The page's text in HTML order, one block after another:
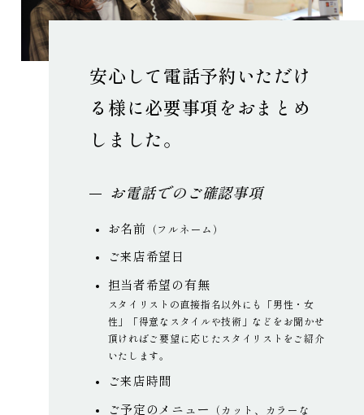
安心して電話予約いただけ
る様に必要事項をおまとめ
しました。
お電話でのご確認事項
お名前 （フルネーム）
ご来店希望日
担当者希望の有無
スタイリストの直接指名以外にも「男性・女
性」「得意なスタイルや技術」などをお聞かせ
頂ければご要望に応じたスタイリストをご紹介
いたします。
ご来店時間
ご予定のメニュー （カット、カラーな